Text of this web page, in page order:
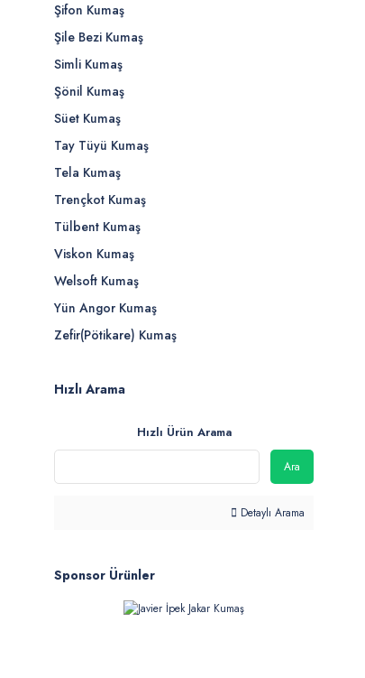
Şifon Kumaş
Şile Bezi Kumaş
Simli Kumaş
Şönil Kumaş
Süet Kumaş
Tay Tüyü Kumaş
Tela Kumaş
Trençkot Kumaş
Tülbent Kumaş
Viskon Kumaş
Welsoft Kumaş
Yün Angor Kumaş
Zefir(Pötikare) Kumaş
Hızlı Arama
Hızlı Ürün Arama
Ara
Detaylı Arama
Sponsor Ürünler